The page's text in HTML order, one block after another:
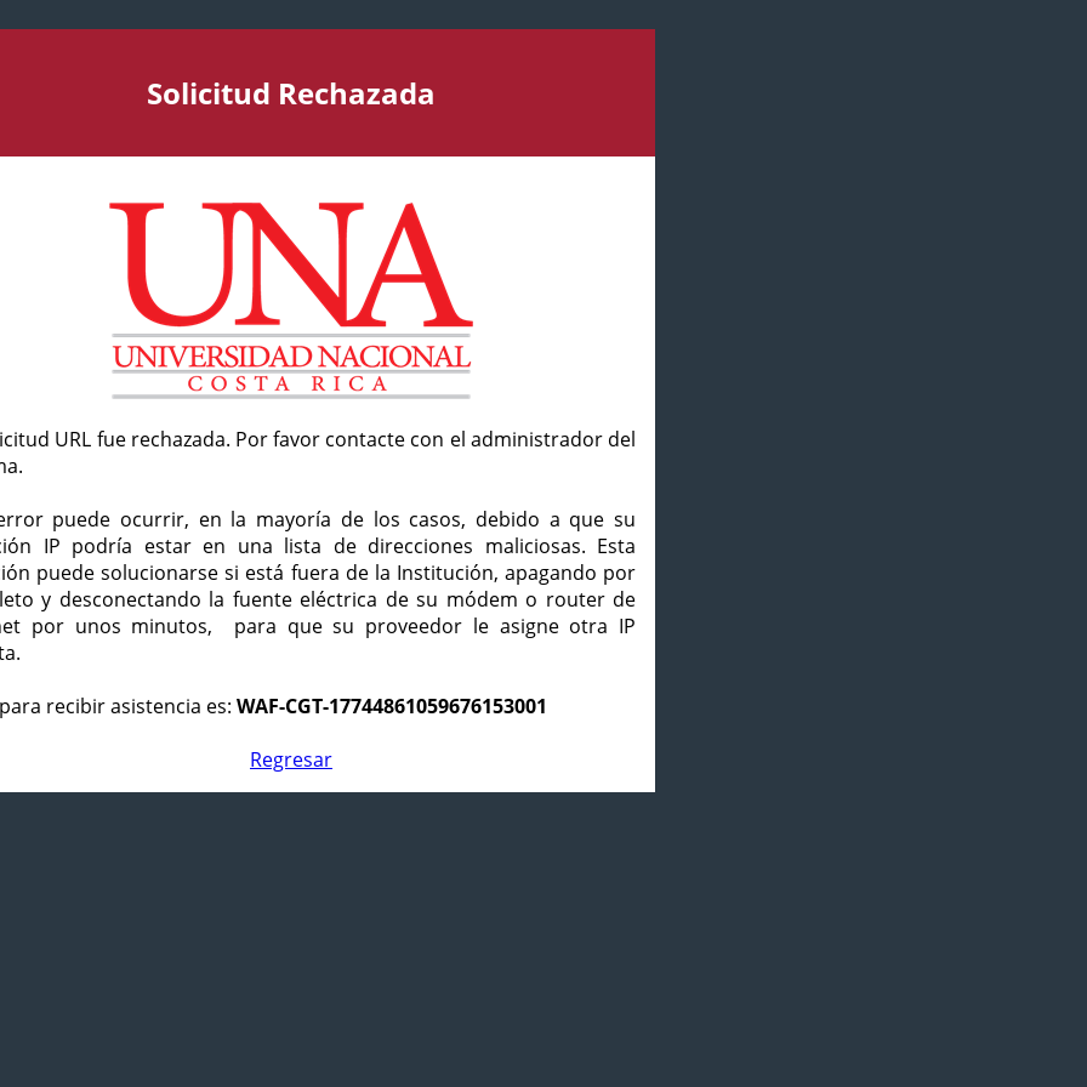
Solicitud Rechazada
URL fue rechazada. Por favor contacte con el administrador del
puede ocurrir, en la mayoría de los casos, debido a que su
IP podría estar en una lista de direcciones maliciosas. Esta
puede solucionarse si está fuera de la Institución, apagando por
y desconectando la fuente eléctrica de su módem o router de
por unos minutos, para que su proveedor le asigne otra IP
recibir asistencia es: WAF-CGT-17744861059676153001
Regresar